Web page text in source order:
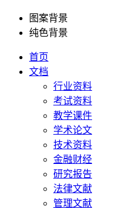
图案背景
纯色背景
首页
文档
行业资料
考试资料
教学课件
学术论文
技术资料
金融财经
研究报告
法律文献
管理文献